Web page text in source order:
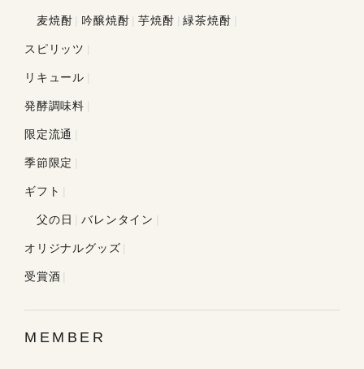
麦焼酎 吟醸焼酎 芋焼酎 緑茶焼酎
スピリッツ
リキュール
発酵調味料
限定流通
季節限定
ギフト
父の日 バレンタイン
オリジナルグッズ
受賞酒
MEMBER